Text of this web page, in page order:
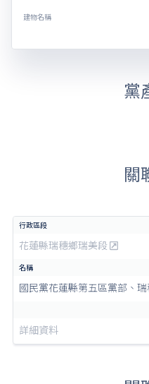
建物名稱
黨
關
花蓮縣瑞穗鄉瑞美段
國民黨花蓮縣第五區黨部、
詳細資料